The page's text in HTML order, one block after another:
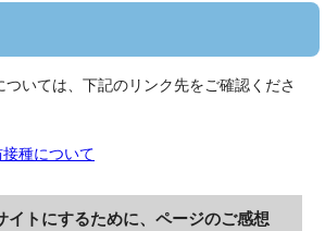
いては、下記のリンク先をご確認くださ
種について
イトにするために、ページのご感想